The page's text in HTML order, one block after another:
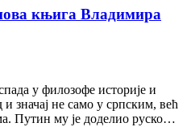
књига Владимира
у филозофе историје и
и значај не само у српским, већ
Путин му је доделио руско…